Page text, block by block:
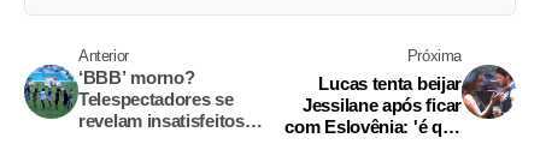
Anterior
‘BBB’ morno?
Telespectadores se
revelam insatisfeitos
Próxima
Lucas tenta beijar
Jessilane após ficar
com Eslovênia: 'é que